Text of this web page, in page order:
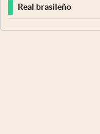
Real brasileño